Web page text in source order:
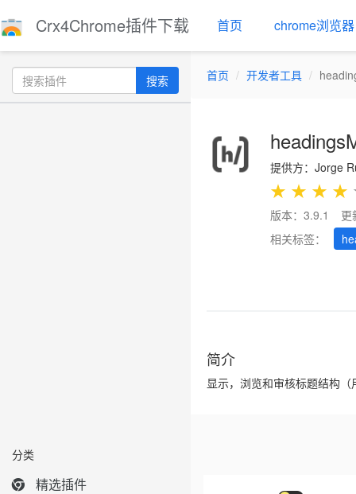
Crx4Chrome插件下载 首页 chrome浏览器
搜索
分类
精选插件
首页 开发者工具
提供方：Jorge
★ ★ ★ ★
版本：3.9.1
更
相关标签：
简介
显示，浏览和审核标题结构